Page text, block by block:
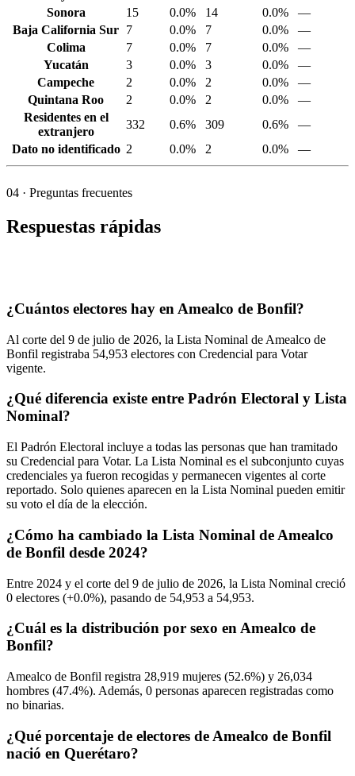
Sonora
15 0.0% 14 0.0%
—
Baja California Sur 7 0.0% 7 0.0%
—
Colima
7 0.0% 7 0.0%
—
Yucatán
3 0.0% 3 0.0%
—
Campeche
2 0.0% 2 0.0%
—
Quintana Roo
2 0.0% 2 0.0%
—
Residentes en el
extranjero
332 0.6% 309 0.6%
—
Dato no identificado 2 0.0% 2 0.0% —
04 · Preguntas frecuentes
Respuestas rápidas
¿Cuántos electores hay en Amealco de Bonfil?
Al corte del 9 de julio de 2026, la Lista Nominal de Amealco de
Bonfil registraba 54,953 electores con Credencial para Votar
vigente.
¿Qué diferencia existe entre Padrón Electoral y Lista
Nominal?
El Padrón Electoral incluye a todas las personas que han tramitado
su Credencial para Votar. La Lista Nominal es el subconjunto cuyas
credenciales ya fueron recogidas y permanecen vigentes al corte
reportado. Solo quienes aparecen en la Lista Nominal pueden emitir
su voto el día de la elección.
¿Cómo ha cambiado la Lista Nominal de Amealco
de Bonfil desde 2024?
Entre 2024 y el corte del 9 de julio de 2026, la Lista Nominal creció
0 electores (+0.0%), pasando de 54,953 a 54,953.
¿Cuál es la distribución por sexo en Amealco de
Bonfil?
Amealco de Bonfil registra 28,919 mujeres (52.6%) y 26,034
hombres (47.4%). Además, 0 personas aparecen registradas como
no binarias.
¿Qué porcentaje de electores de Amealco de Bonfil
nació en Querétaro?